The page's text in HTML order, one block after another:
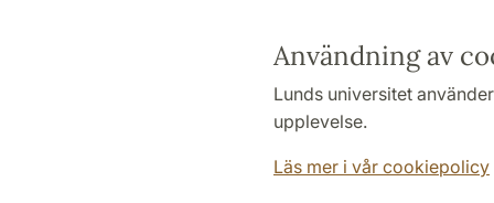
Användning av
Lunds universitet
upplevelse.
Läs mer i vår cookiepolicy